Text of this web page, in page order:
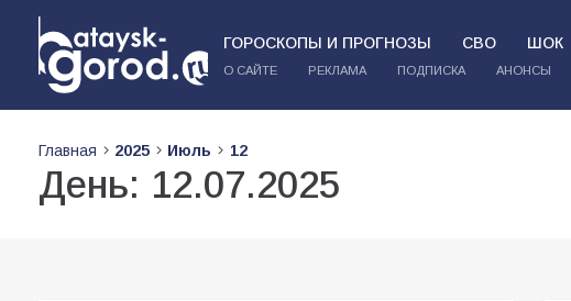
ГОРОСКОПЫ И ПРОГНОЗЫ СВО ШОК
О САЙТЕ РЕКЛАМА ПОДПИСКА АНОНСЫ
Главная 2025 Июль 12
День: 12.07.2025